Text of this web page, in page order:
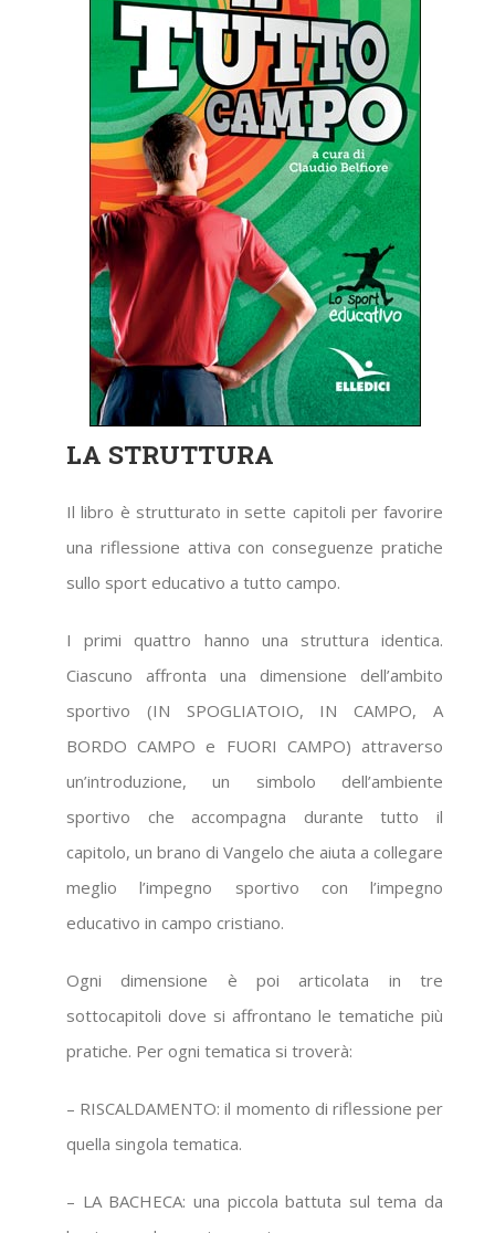
LA STRUTTURA
Il libro è strutturato in sette capitoli per favorire
una riflessione attiva con conseguenze pratiche
sullo sport educativo a tutto campo.
I primi quattro hanno una struttura identica.
Ciascuno affronta una dimensione dell’ambito
sportivo (IN SPOGLIATOIO, IN CAMPO, A
BORDO CAMPO e FUORI CAMPO) attraverso
un’introduzione, un simbolo dell’ambiente
sportivo che accompagna durante tutto il
capitolo, un brano di Vangelo che aiuta a collegare
meglio l’impegno sportivo con l’impegno
educativo in campo cristiano.
Ogni dimensione è poi articolata in tre
sottocapitoli dove si affrontano le tematiche più
pratiche. Per ogni tematica si troverà:
– RISCALDAMENTO: il momento di riflessione per
quella singola tematica.
– LA BACHECA: una piccola battuta sul tema da